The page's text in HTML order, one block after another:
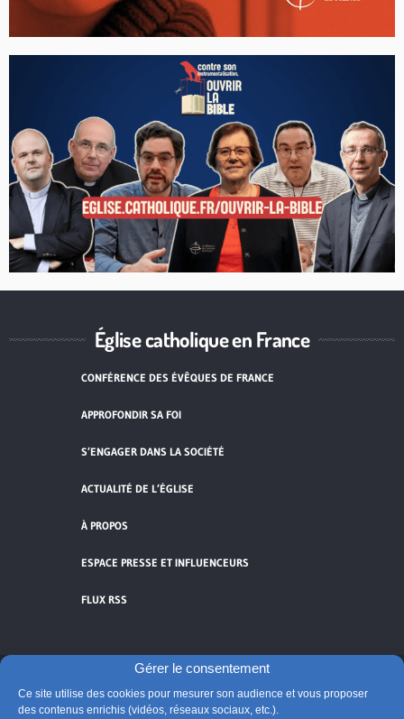
Gérer le consentement
Ce site utilise des cookies pour mesurer son audience et vous proposer
des contenus enrichis (vidéos, réseaux sociaux, etc.).
Église catholique en France
CONFÉRENCE DES ÉVÊQUES DE FRANCE
APPROFONDIR SA FOI
S’ENGAGER DANS LA SOCIÉTÉ
ACTUALITÉ DE L’ÉGLISE
À PROPOS
ESPACE PRESSE ET INFLUENCEURS
FLUX RSS
Cliquez pour accepter les cookies de
vidéos et réseaux sociaux et activer ce